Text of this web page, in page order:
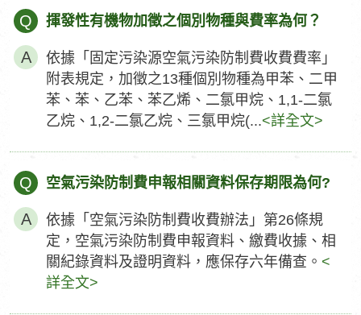
Q 揮發性有機物加徵之個別物種與費率為何？
依據「固定污染源空氣污染防制費收費費率」
附表規定，加徵之13種個別物種為甲苯、二甲
苯、苯、乙苯、苯乙烯、二氯甲烷、1,1-二氯
乙烷、1,2-二氯乙烷、三氯甲烷(...<詳全文>
Q 空氣污染防制費申報相關資料保存期限為何?
依據「空氣污染防制費收費辦法」第26條規
定，空氣污染防制費申報資料、繳費收據、相
關紀錄資料及證明資料，應保存六年備查。 <
詳全文>